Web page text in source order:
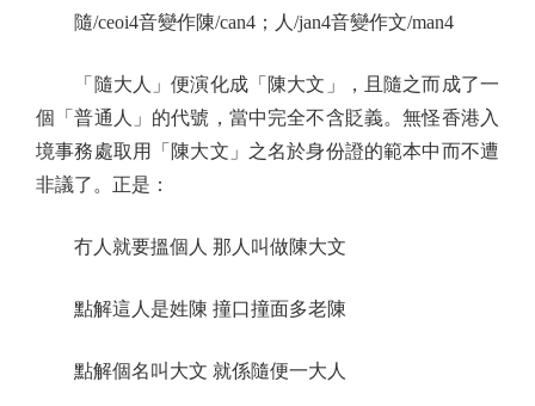
隨/ceoi4音變作陳/can4；人/jan4音變作文/man4
「隨大人」便演化成「陳大文」，且隨之而成了一
個「普通人」的代號，當中完全不含貶義。無怪香港入
境事務處取用「陳大文」之名於身份證的範本中而不遭
非議了。正是：
冇人就要搵個人 那人叫做陳大文
點解這人是姓陳 撞口撞面多老陳
點解個名叫大文 就係隨便一大人